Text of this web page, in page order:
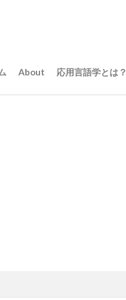
About 応用言語学とは？